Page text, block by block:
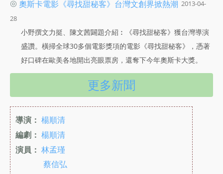
◎ 奧斯卡電影《尋找甜秘客》台灣文創界掀熱潮 2013-04-
28
小野撰文力挺、陳文茜闢題介紹︰《尋找甜秘客》獲台灣導演
盛讚。橫掃全球30多個電影獎項的電影《尋找甜秘客》，憑著
好口碑在歐美各地開出亮眼票房，還奪下今年奧斯卡大獎。
更多新聞
導演： 楊順清
編劇： 楊順清
演員： 林孟瑾
蔡信弘